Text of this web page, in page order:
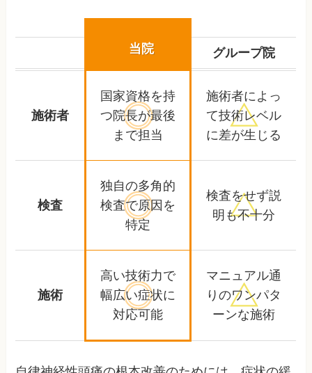
当院 グループ院
施術者
国家資格を持
つ院長が最後
まで担当
施術者によっ
て技術レベル
に差が生じる
検査
独自の多角的
検査で原因を
特定
検査をせず説
明も不十分
施術
高い技術力で
幅広い症状に
対応可能
マニュアル通
りのワンパタ
ーンな施術